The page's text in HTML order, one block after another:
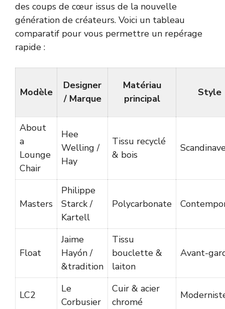
des coups de cœur issus de la nouvelle
génération de créateurs. Voici un tableau
comparatif pour vous permettre un repérage
rapide :
Modèle
Designer
/ Marque
Matériau
principal
Style
About
a
Lounge
Chair
Hee
Welling /
Hay
Tissu recyclé
& bois
Masters
Philippe
Starck /
Kartell
Polycarbonate
Float
Jaime
Hayón /
&tradition
Tissu
bouclette &
laiton
Avant-
LC2
Le
Corbusier
Cuir & acier
chromé